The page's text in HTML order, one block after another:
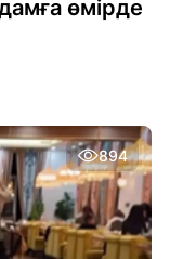
өмірде
894